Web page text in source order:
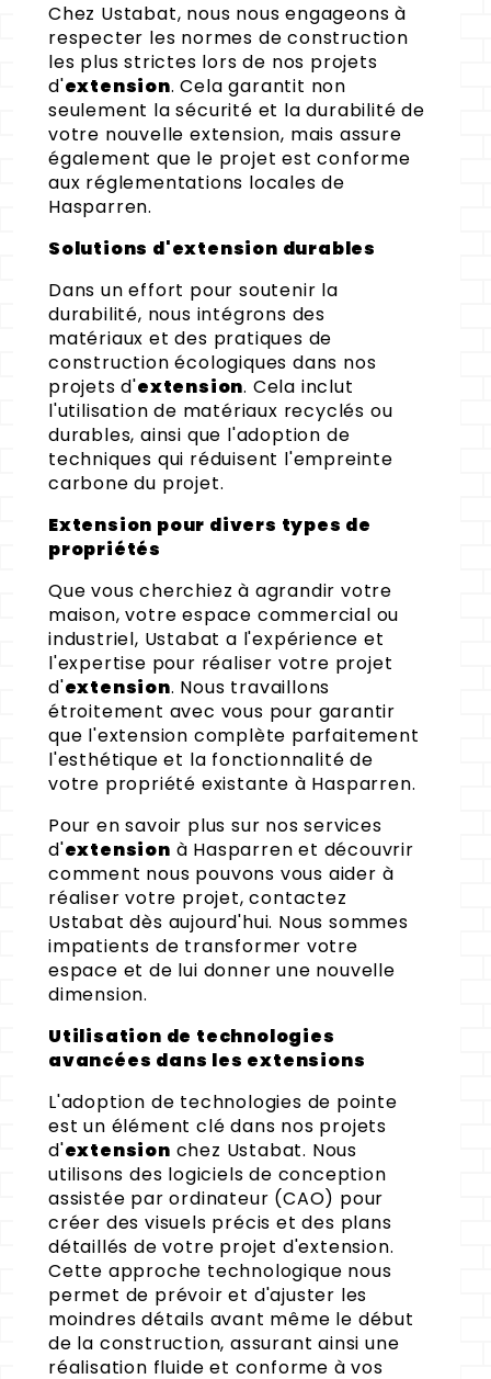
Chez Ustabat, nous nous engageons à
respecter les normes de construction
les plus strictes lors de nos projets
d'extension. Cela garantit non
seulement la sécurité et la durabilité de
votre nouvelle extension, mais assure
également que le projet est conforme
aux réglementations locales de
Hasparren.
Solutions d'extension durables
Dans un effort pour soutenir la
durabilité, nous intégrons des
matériaux et des pratiques de
construction écologiques dans nos
projets d'extension. Cela inclut
l'utilisation de matériaux recyclés ou
durables, ainsi que l'adoption de
techniques qui réduisent l'empreinte
carbone du projet.
Extension pour divers types de
propriétés
Que vous cherchiez à agrandir votre
maison, votre espace commercial ou
industriel, Ustabat a l'expérience et
l'expertise pour réaliser votre projet
d'extension. Nous travaillons
étroitement avec vous pour garantir
que l'extension complète parfaitement
l'esthétique et la fonctionnalité de
votre propriété existante à Hasparren.
Pour en savoir plus sur nos services
d'extension à Hasparren et découvrir
comment nous pouvons vous aider à
réaliser votre projet, contactez
Ustabat dès aujourd'hui. Nous sommes
impatients de transformer votre
espace et de lui donner une nouvelle
dimension.
Utilisation de technologies
avancées dans les extensions
L'adoption de technologies de pointe
est un élément clé dans nos projets
d'extension chez Ustabat. Nous
utilisons des logiciels de conception
assistée par ordinateur (CAO) pour
créer des visuels précis et des plans
détaillés de votre projet d'extension.
Cette approche technologique nous
permet de prévoir et d'ajuster les
moindres détails avant même le début
de la construction, assurant ainsi une
réalisation fluide et conforme à vos